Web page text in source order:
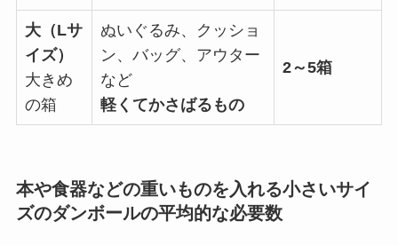
大（Lサ
イズ）
大きめ
の箱
ぬいぐるみ、クッショ
ン、バッグ、アウター
など
軽くてかさばるもの
2～5箱
本や食器などの重いものを入れる小さいサイ
ズのダンボールの平均的な必要数